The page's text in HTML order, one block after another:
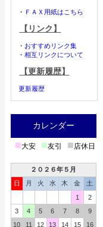
・ ＦＡＸ用紙はこちら
【リンク】
・ おすすめリンク集
・ 相互リンクについて
【更新履歴】
更新履歴
カレンダー
■大安 ■友引 ■店休日
２０２６年５月
日
月 火 水 木 金
土
1
2
3
4 5 6 7 8
9
10
11 12 13 14 15
16